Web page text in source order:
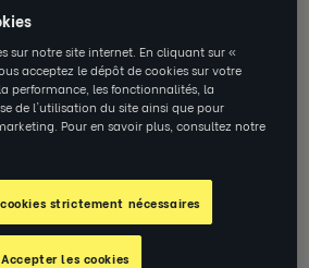
à la transformation
le point de déployer une
d'entreprise mondiale et
travail. La société nous ont
nous l'aidions à préparer
défis à venir.
sur notre site internet. En cliquant sur «
acceptez le dépôt de cookies sur votre
performance, les fonctionnalités, la
de l'utilisation du site ainsi que pour
Pour en savoir plus, consultez notre
strictement nécessaires
Accepter les cookies